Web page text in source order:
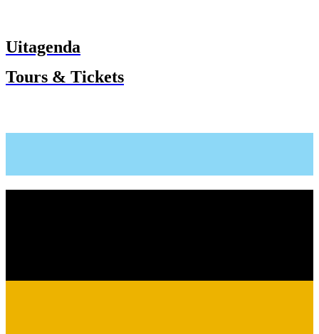
Uitagenda
Tours & Tickets